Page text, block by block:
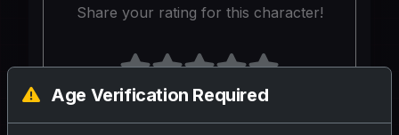
Share your rating for this character!
Age Verification Required